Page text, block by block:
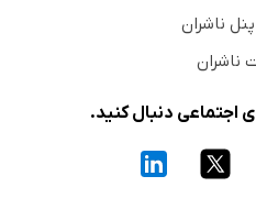
ناشران
ناشران
اجتماعی دنبال کنید.